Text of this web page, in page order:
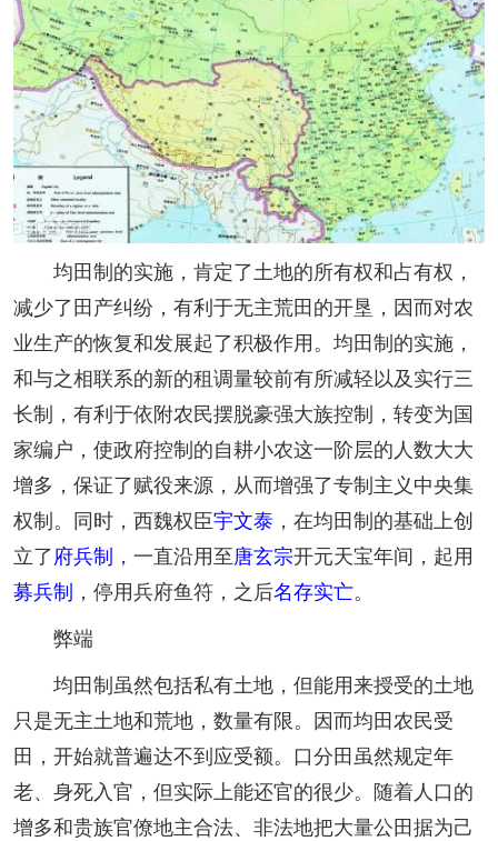
均田制的实施，肯定了土地的所有权和占有权，
减少了田产纠纷，有利于无主荒田的开垦，因而对农
业生产的恢复和发展起了积极作用。均田制的实施，
和与之相联系的新的租调量较前有所减轻以及实行三
长制，有利于依附农民摆脱豪强大族控制，转变为国
家编户，使政府控制的自耕小农这一阶层的人数大大
增多，保证了赋役来源，从而增强了专制主义中央集
权制。同时，西魏权臣宇文泰 ，在均田制的基础上创
立了府兵制 ，一直沿用至唐玄宗开元天宝年间，起用
募兵制
，停用兵府鱼符，之后名存实亡。
弊端
均田制虽然包括私有土地，但能用来授受的土地
只是无主土地和荒地，数量有限。因而均田农民受
田，开始就普遍达不到应受额。口分田虽然规定年
老、身死入官，但实际上能还官的很少。随着人口的
增多和贵族官僚地主合法、非法地把大量公田据为己